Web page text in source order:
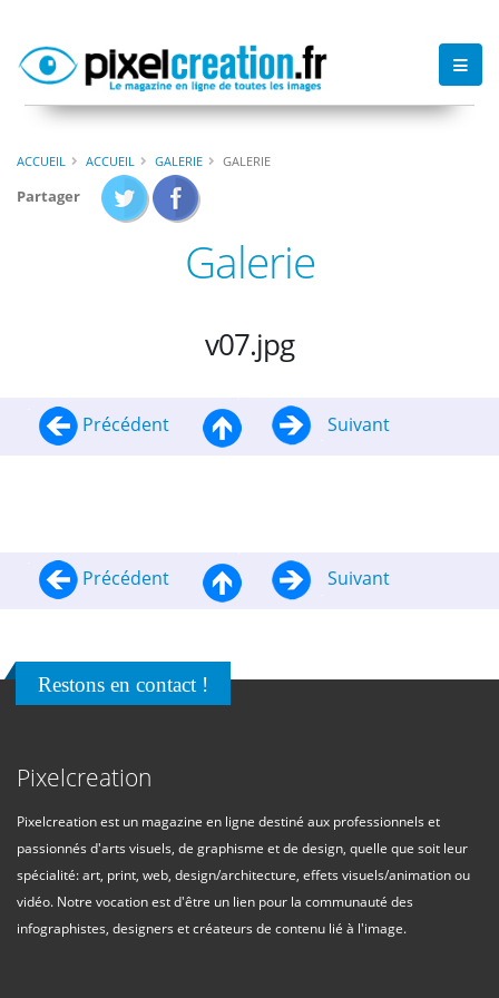
ACCUEIL ACCUEIL GALERIE GALERIE
Partager
Galerie
v07.jpg
Précédent Suivant
Précédent Suivant
Restons en contact !
Pixelcreation
Pixelcreation est un magazine en ligne destiné aux professionnels et
passionnés d'arts visuels, de graphisme et de design, quelle que soit leur
spécialité: art, print, web, design/architecture, effets visuels/animation ou
vidéo. Notre vocation est d'être un lien pour la communauté des
infographistes, designers et créateurs de contenu lié à l'image.